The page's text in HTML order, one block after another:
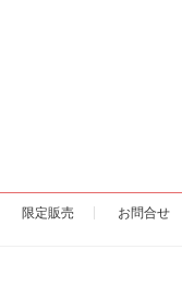
限定販売 お問合せ